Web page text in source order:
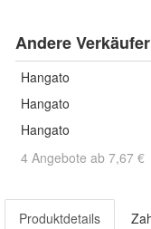
Andere Verkäufer
Hangato
Hangato
Hangato
4 Angebote ab 7,67 €
Produktdetails